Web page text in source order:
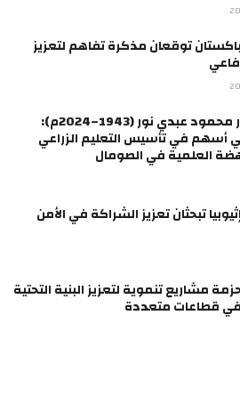
توقعان مذكرة تفاهم لتعزيز
البروفيسور محمود عبدي نور (1943–2024م):
أسهم في تأسيس التعليم الزراعي
العلمية في الصومال
تبحثان تعزيز الشراكة في الأمن
مشاريع تنموية لتعزيز البنية التحتية
قطاعات متعددة